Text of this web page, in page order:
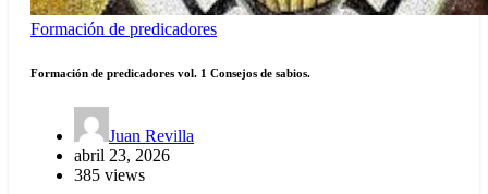
Formación de predicadores
Formación de predicadores vol. 1 Consejos de sabios.
Juan Revilla
abril 23, 2026
385 views